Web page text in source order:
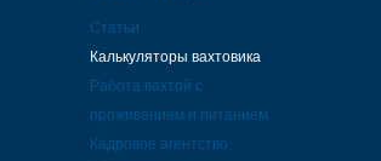
Статьи
Калькуляторы вахтовика
Работа вахтой с
проживанием и питанием
Кадровое агентство